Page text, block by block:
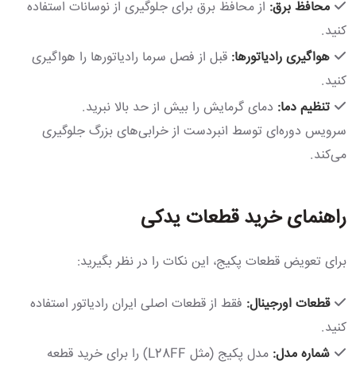
محافظ برق: از محافظ برق برای جلوگیری از نوسانات استفاده
کنید.
هواگیری رادیاتورها: قبل از فصل سرما رادیاتورها را هواگیری
کنید.
تنظیم دما: دمای گرمایش را بیش از حد بالا نبرید.
سرویس دوره‌ای توسط انبردست از خرابی‌های بزرگ جلوگیری
می‌کند.
راهنمای خرید قطعات یدکی
برای تعویض قطعات پکیج، این نکات را در نظر بگیرید:
قطعات اورجینال: فقط از قطعات اصلی ایران رادیاتور استفاده
کنید.
شماره مدل:
مدل پکیج (مثل L28FF) را برای خرید قطعه